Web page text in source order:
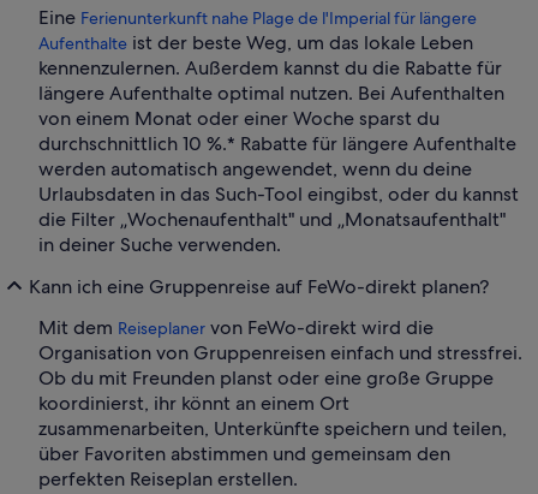
Eine Ferienunterkunft nahe Plage de l'Imperial für längere
Aufenthalte ist der beste Weg, um das lokale Leben
kennenzulernen. Außerdem kannst du die Rabatte für
längere Aufenthalte optimal nutzen. Bei Aufenthalten
von einem Monat oder einer Woche sparst du
durchschnittlich 10 %.* Rabatte für längere Aufenthalte
werden automatisch angewendet, wenn du deine
Urlaubsdaten in das Such-Tool eingibst, oder du kannst
die Filter „Wochenaufenthalt" und „Monatsaufenthalt"
in deiner Suche verwenden.
Kann ich eine Gruppenreise auf FeWo-direkt planen?
Mit dem Reiseplaner von FeWo-direkt wird die
Organisation von Gruppenreisen einfach und stressfrei.
Ob du mit Freunden planst oder eine große Gruppe
koordinierst, ihr könnt an einem Ort
zusammenarbeiten, Unterkünfte speichern und teilen,
über Favoriten abstimmen und gemeinsam den
perfekten Reiseplan erstellen.